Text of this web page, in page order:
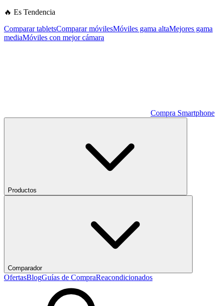
🔥 Es Tendencia
Comparar tabletsComparar móvilesMóviles gama altaMejores gama
mediaMóviles con mejor cámara
Compra Smartphone
Productos
Comparador
OfertasBlogGuías de CompraReacondicionados